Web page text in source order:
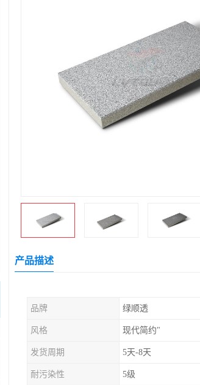
产品描述
品牌 绿顺透
风格 现代简约"
发货周期 5天-8天
耐污染性 5级